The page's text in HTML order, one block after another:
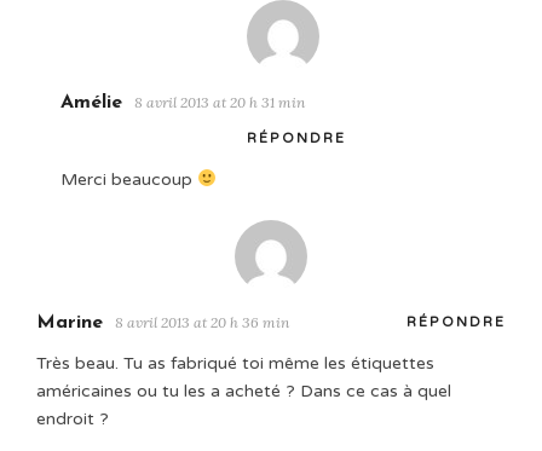
Amélie 8 avril 2013 at 20 h 31 min
RÉPONDRE
Merci beaucoup
Marine 8 avril 2013 at 20 h 36 min RÉPONDRE
Très beau. Tu as fabriqué toi même les étiquettes
américaines ou tu les a acheté ? Dans ce cas à quel
endroit ?